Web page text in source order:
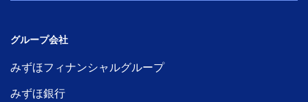
グループ会社
みずほフィナンシャルグループ
みずほ銀行